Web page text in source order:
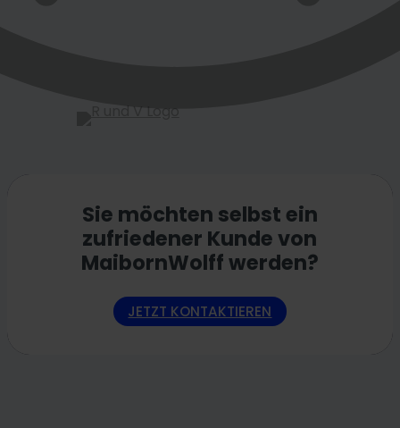
Sie möchten selbst ein
zufriedener Kunde von
MaibornWolff werden?
JETZT KONTAKTIEREN